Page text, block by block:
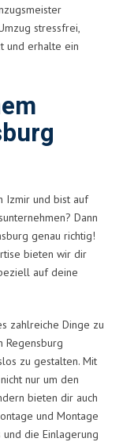
stressfrei,
und erhalte ein
Izmir und bist auf
Dann
genau richtig!
bieten wir dir
auf deine
zahlreiche Dinge zu
Regensburg
zu gestalten. Mit
nur um den
bieten dir auch
und Montage
die Einlagerung